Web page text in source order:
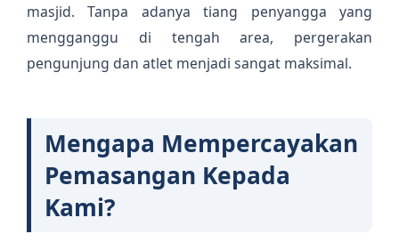
masjid. Tanpa adanya tiang penyangga yang
mengganggu di tengah area, pergerakan
pengunjung dan atlet menjadi sangat maksimal.
Mengapa Mempercayakan
Pemasangan Kepada
Kami?